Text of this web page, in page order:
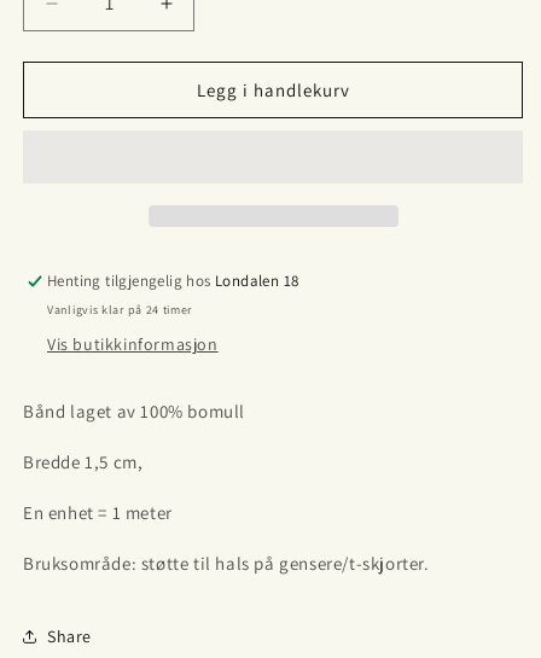
antallet
for
Bomull
Øk
antallet
for
100%
Bomull
Legg i handlekurv
Henting tilgjengelig hos Londalen 18
Vanligvis klar på 24 timer
Vis butikkinformasjon
Bånd laget av 100% bomull
Bredde 1,5 cm,
En enhet = 1 meter
Bruksområde: støtte til hals på gensere/t-skjorter.
Share